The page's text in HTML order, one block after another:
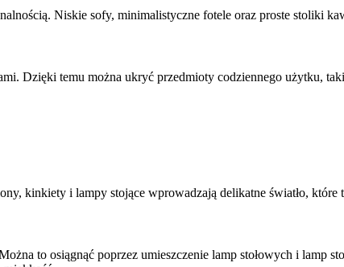
Niskie sofy, minimalistyczne fotele oraz proste stoliki
Dzięki temu można ukryć przedmioty codziennego użytku,
kinkiety i lampy stojące wprowadzają delikatne światło, które
to osiągnąć poprzez umieszczenie lamp stołowych i lamp